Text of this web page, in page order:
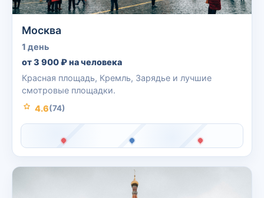
Москва
1 день
от 3 900 ₽ на человека
Красная площадь, Кремль, Зарядье и лучшие
смотровые площадки.
4.6(74)